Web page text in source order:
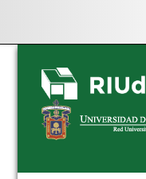
Skip
navigation